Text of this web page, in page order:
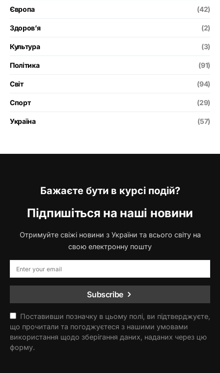
Європа (42)
Здоров’я (2)
Культура (3)
Політика (91)
Світ (94)
Спорт (29)
Україна (57)
Бажаєте бути в курсі подій?
Підпишіться на наші новини
Отримуйте свіжі новини з України та всього світу на
свою електронну пошту
Subscribe
Поставивши позначку в цьому полі, ви підтверджуєте,
що прочитали та погоджуєтеся з нашими умовами
використання щодо зберігання даних, наданих через цю
форму.